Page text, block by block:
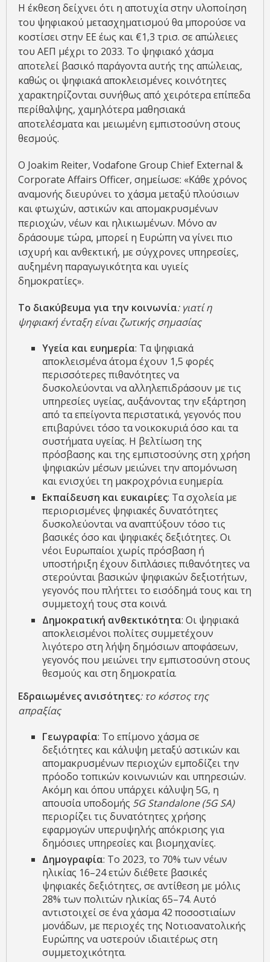
Η έκθεση δείχνει ότι η αποτυχία στην υλοποίηση
του ψηφιακού μετασχηματισμού θα μπορούσε να
κοστίσει στην ΕΕ έως και €1,3 τρισ. σε απώλειες
του ΑΕΠ μέχρι το 2033. Το ψηφιακό χάσμα
αποτελεί βασικό παράγοντα αυτής της απώλειας,
καθώς οι ψηφιακά αποκλεισμένες κοινότητες
χαρακτηρίζονται συνήθως από χειρότερα επίπεδα
περίθαλψης, χαμηλότερα μαθησιακά
αποτελέσματα και μειωμένη εμπιστοσύνη στους
θεσμούς.
Ο Joakim Reiter, Vodafone Group Chief External &
Corporate Affairs Officer, σημείωσε: «Κάθε χρόνος
αναμονής διευρύνει το χάσμα μεταξύ πλούσιων
και φτωχών, αστικών και απομακρυσμένων
περιοχών, νέων και ηλικιωμένων. Μόνο αν
δράσουμε τώρα, μπορεί η Ευρώπη να γίνει πιο
ισχυρή και ανθεκτική, με σύγχρονες υπηρεσίες,
αυξημένη παραγωγικότητα και υγιείς
δημοκρατίες».
Το διακύβευμα για την κοινωνία: γιατί η
ψηφιακή ένταξη είναι ζωτικής σημασίας
Υγεία και ευημερία: Τα ψηφιακά
αποκλεισμένα άτομα έχουν 1,5 φορές
περισσότερες πιθανότητες να
δυσκολεύονται να αλληλεπιδράσουν με τις
υπηρεσίες υγείας, αυξάνοντας την εξάρτηση
από τα επείγοντα περιστατικά, γεγονός που
επιβαρύνει τόσο τα νοικοκυριά όσο και τα
συστήματα υγείας. Η βελτίωση της
πρόσβασης και της εμπιστοσύνης στη χρήση
ψηφιακών μέσων μειώνει την απομόνωση
και ενισχύει τη μακροχρόνια ευημερία.
Εκπαίδευση και ευκαιρίες: Τα σχολεία με
περιορισμένες ψηφιακές δυνατότητες
δυσκολεύονται να αναπτύξουν τόσο τις
βασικές όσο και ψηφιακές δεξιότητες. Οι
νέοι Ευρωπαίοι χωρίς πρόσβαση ή
υποστήριξη έχουν διπλάσιες πιθανότητες να
στερούνται βασικών ψηφιακών δεξιοτήτων,
γεγονός που πλήττει το εισόδημά τους και τη
συμμετοχή τους στα κοινά.
Δημοκρατική ανθεκτικότητα: Οι ψηφιακά
αποκλεισμένοι πολίτες συμμετέχουν
λιγότερο στη λήψη δημόσιων αποφάσεων,
γεγονός που μειώνει την εμπιστοσύνη στους
θεσμούς και στη δημοκρατία.
Εδραιωμένες ανισότητες: το κόστος της
απραξίας
Γεωγραφία: Το επίμονο χάσμα σε
δεξιότητες και κάλυψη μεταξύ αστικών και
απομακρυσμένων περιοχών εμποδίζει την
πρόοδο τοπικών κοινωνιών και υπηρεσιών.
Ακόμη και όπου υπάρχει κάλυψη 5G, η
απουσία υποδομής 5G Standalone (5G SA)
περιορίζει τις δυνατότητες χρήσης
εφαρμογών υπερυψηλής απόκρισης για
δημόσιες υπηρεσίες και βιομηχανίες.
Δημογραφία: Το 2023, το 70% των νέων
ηλικίας 16–24 ετών διέθετε βασικές
ψηφιακές δεξιότητες, σε αντίθεση με μόλις
28% των πολιτών ηλικίας 65–74. Αυτό
αντιστοιχεί σε ένα χάσμα 42 ποσοστιαίων
μονάδων, με περιοχές της Νοτιοανατολικής
Ευρώπης να υστερούν ιδιαιτέρως στη
συμμετοχικότητα.